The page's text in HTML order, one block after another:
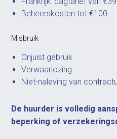
Beheerskosten tot €100
Misbruik
Onjuist gebruik
Verwaarlozing
Niet-naleving van
De huurder is volledig
beperking of